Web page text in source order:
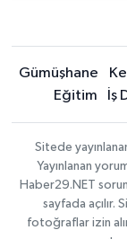
Gümüşhane
Eğitim
İş
Sitede
Yayınlanan
Haber29.NET
sayfada açılır.
fotoğraflar izin